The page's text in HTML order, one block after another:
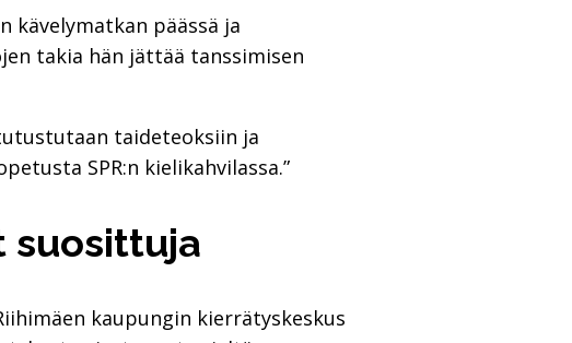
kävelymatkan päässä ja
takia hän jättää tanssimisen
taideteoksiin ja
SPR:n kielikahvilassa.”
suosittuja
kaupungin kierrätyskeskus